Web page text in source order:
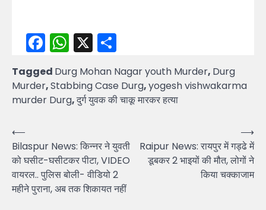
Facebook
WhatsApp
X
Tagged Durg Mohan Nagar youth Murder, Durg
Murder,Stabbing Case Durg,yogesh vishwakarma
murder Durg,दुर्ग युवक की चाकू मारकर हत्या
Post
navigation
⟵
Bilaspur News: किन्नर ने युवती
को घसीट-घसीटकर पीटा, VIDEO
वायरल.. पुलिस बोली- वीडियो 2
महीने पुराना, अब तक शिकायत नहीं
Raipur News: रायपुर में गड्ढे में
डूबकर 2 भाइयों की मौत, लोगों ने
किया चक्काजाम
⟶